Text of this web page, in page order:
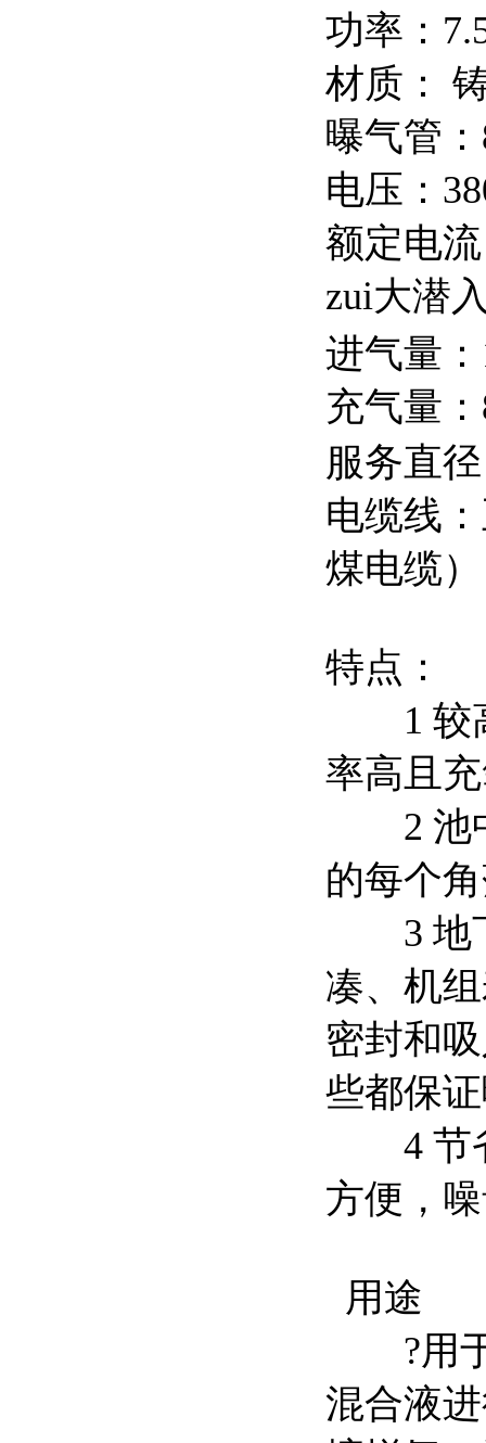
功率：
材质：
曝气管
电压：
额定电
zui大潜
进气量
充气量
服务直
电缆线
煤电缆
特点：
1 较高
率高且
2 池中
的每个
3 地下
凑、机
密封和
些都保
4 节省
方便，
用途
?用于
混合液